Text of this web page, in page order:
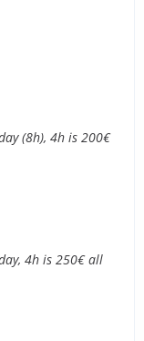
(8h), 4h is 200€
4h is 250€ all